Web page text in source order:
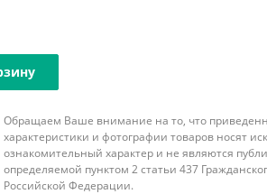
Обращаем Ваше внимание на то, что
характеристики и фотографии товаров носят
ознакомительный характер и не являются
определяемой пунктом 2 статьи 437
Российской Федерации.